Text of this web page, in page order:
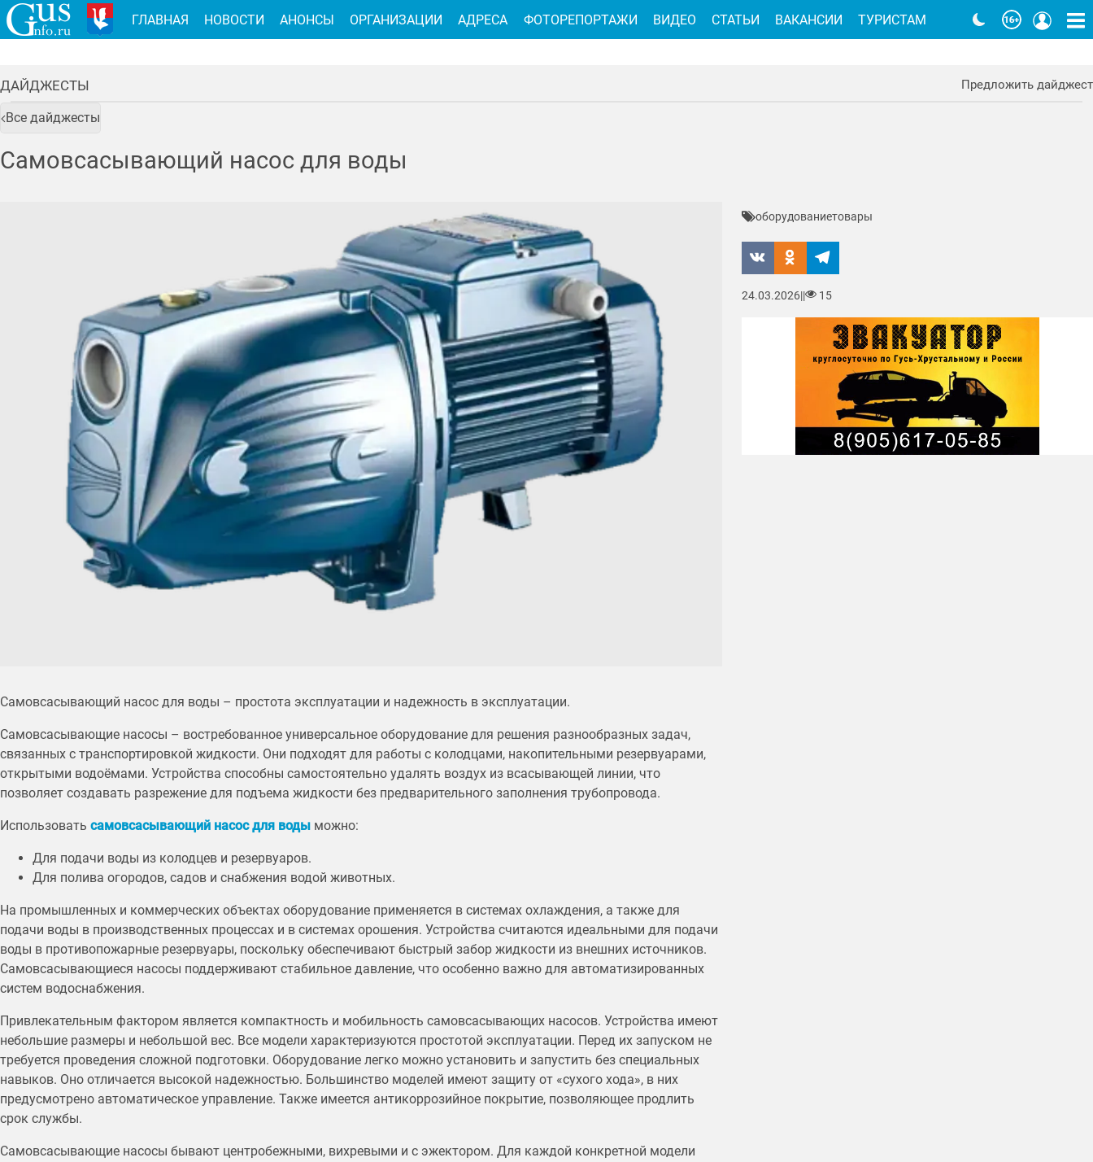
ДАЙДЖЕСТЫ Предложить дайджест
Все дайджесты
Самовсасывающий насос для воды
Самовсасывающий насос для воды – простота эксплуатации и надежность в эксплуатации.
Самовсасывающие насосы – востребованное универсальное оборудование для решения разнообразных задач,
связанных с транспортировкой жидкости. Они подходят для работы с колодцами, накопительными резервуарами,
открытыми водоёмами. Устройства способны самостоятельно удалять воздух из всасывающей линии, что
позволяет создавать разрежение для подъема жидкости без предварительного заполнения трубопровода.
Использовать самовсасывающий насос для воды можно:
Для подачи воды из колодцев и резервуаров.
Для полива огородов, садов и снабжения водой животных.
На промышленных и коммерческих объектах оборудование применяется в системах охлаждения, а также для
подачи воды в производственных процессах и в системах орошения. Устройства считаются идеальными для подачи
воды в противопожарные резервуары, поскольку обеспечивают быстрый забор жидкости из внешних источников.
Самовсасывающиеся насосы поддерживают стабильное давление, что особенно важно для автоматизированных
систем водоснабжения.
Привлекательным фактором является компактность и мобильность самовсасывающих насосов. Устройства имеют
небольшие размеры и небольшой вес. Все модели характеризуются простотой эксплуатации. Перед их запуском не
требуется проведения сложной подготовки. Оборудование легко можно установить и запустить без специальных
навыков. Оно отличается высокой надежностью. Большинство моделей имеют защиту от «сухого хода», в них
предусмотрено автоматическое управление. Также имеется антикоррозийное покрытие, позволяющее продлить
срок службы.
Самовсасывающие насосы бывают центробежными, вихревыми и с эжектором. Для каждой конкретной модели
оборудованиетовары
24.03.2026|| 15
ГЛАВНАЯ НОВОСТИ АНОНСЫ ОРГАНИЗАЦИИ АДРЕСА ФОТОРЕПОРТАЖИ ВИДЕО СТАТЬИ ВАКАНСИИ ТУРИСТАМ